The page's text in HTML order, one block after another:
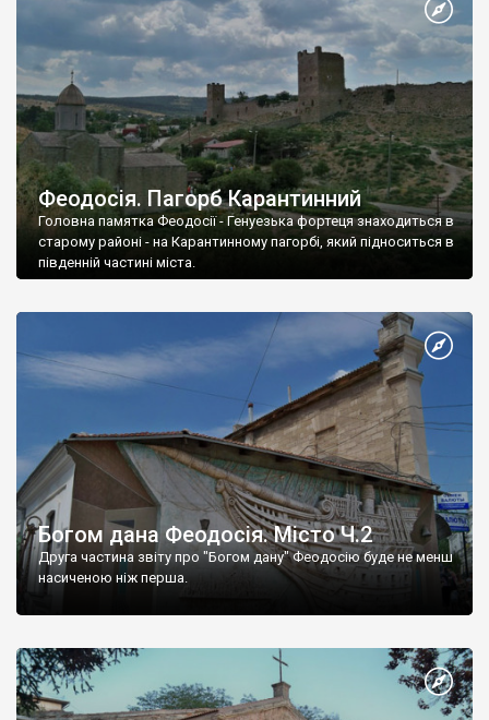
Феодосія. Пагорб Карантинний
Головна памятка Феодосії - Генуезька фортеця знаходиться в
старому районі - на Карантинному пагорбі, який підноситься в
південній частині міста.
Богом дана Феодосія. Місто Ч.2
Друга частина звіту про "Богом дану" Феодосію буде не менш
насиченою ніж перша.